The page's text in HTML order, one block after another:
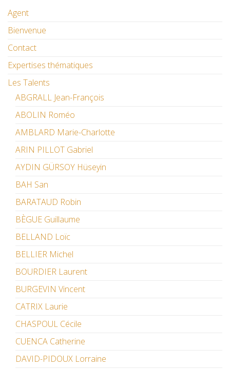
Agent
Bienvenue
Contact
Expertises thématiques
Les Talents
ABGRALL Jean-François
ABOLIN Roméo
AMBLARD Marie-Charlotte
ARIN PILLOT Gabriel
AYDIN GÜRSOY Hüseyin
BAH San
BARATAUD Robin
BÈGUE Guillaume
BELLAND Loïc
BELLIER Michel
BOURDIER Laurent
BURGEVIN Vincent
CATRIX Laurie
CHASPOUL Cécile
CUENCA Catherine
DAVID-PIDOUX Lorraine